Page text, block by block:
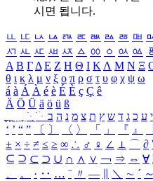
시면 됩니다.
ㅥ ㅦ ㅧ ㅨ ㅩ ㅪ ㅫ ㅬ ㅭ ㅮ
ㅺ ㅻ ㅼ ㅽ ㅾ ㅿ ㆀ ㆁ ㆂ ㆃ
Α Β ΓΔ Ε Ζ Η Θ Ι ΚΛ Μ Ν Ξ
θ ι κ λ μ ν ξ ο π ρ σ τ υ φ χ ψ ω
á à Á À é è É È ç Ç ê
Ä Ö Ü ä ö ü ß
ִֶֹ ֻּ ׁׂ י ע כ ג ד ש ץ ת צ מ נ ה ב
‘ ’ “ ” 〔 〕 〈 〉 「 」 『 』
± × ÷ ≠ ≤ ≥ ∞ ∴ ♂ ♀ ∠ ⊥ ⌒ ∂
⊆ ⊇ ⊂ ⊃ ∪ ∩ ∧ ∨ ￢ ⇒ ⇔ ∀
、
。 · ‥ … ¨ 〃 ― ＼ ∼ ´ ～